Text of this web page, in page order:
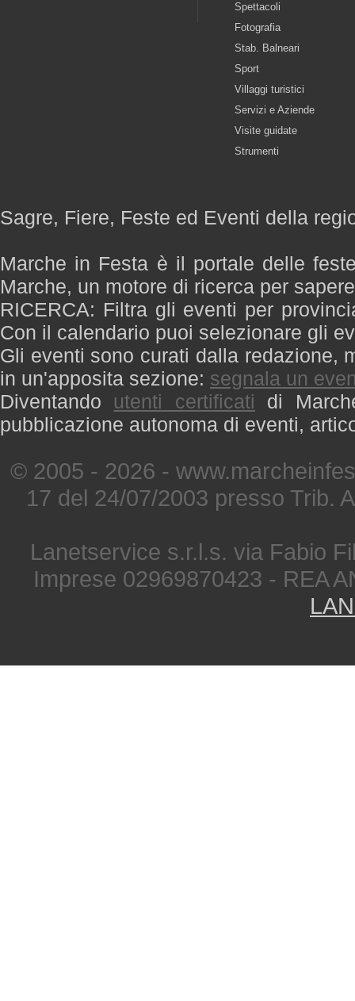
Spettacoli
Fotografia
Stab. Balneari
Sport
Villaggi turistici
Servizi e Aziende
Visite guidate
Strumenti
Sagre, Fiere, Feste ed Eventi della
Marche in Festa è il portale delle
Marche, un motore di ricerca per
RICERCA: Filtra gli eventi per
Con il calendario puoi selezionare gli
Gli eventi sono curati dalla redazione,
in un'apposita sezione: segnala un
Diventando utenti certificati di
pubblicazione autonoma di eventi,
© 2005 - 2026 -
17 del 24/07/2003 presso Trib.
Lanetservice s.r.l.s. via Fabio
Imprese 02969870423 - REA